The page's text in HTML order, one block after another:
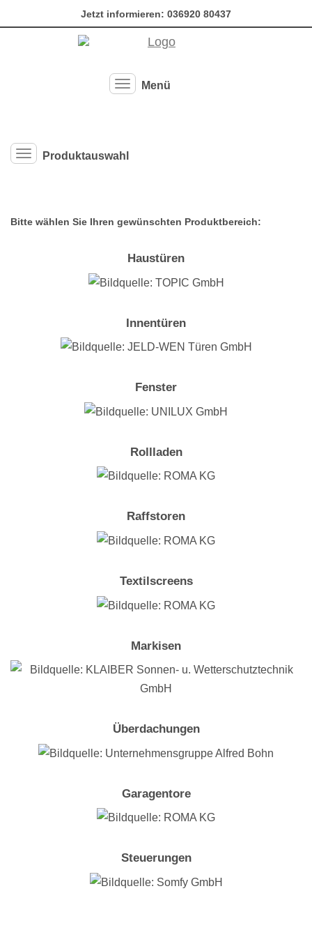
Jetzt informieren: 036920 80437
Hauptmenü ausklappen
Menü
Produktauswahl-Menü ausklappen
Produktauswahl
Bitte wählen Sie Ihren gewünschten Produktbereich:
Haustüren
Innentüren
Fenster
Rollladen
Raffstoren
Textilscreens
Markisen
Überdachungen
Garagentore
Steuerungen